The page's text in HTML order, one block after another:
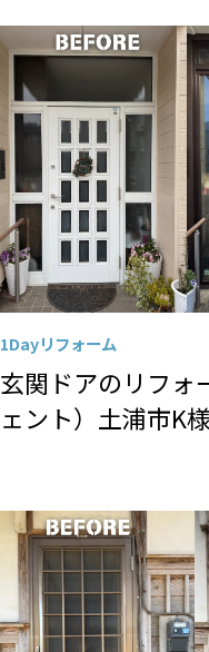
1Dayリフォーム
玄関ドアのリフォ
ェント）土浦市K